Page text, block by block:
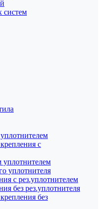
систем
с
уплотнителем
уплотнителя
с рез.уплотнителем
без рез.уплотнителя
без